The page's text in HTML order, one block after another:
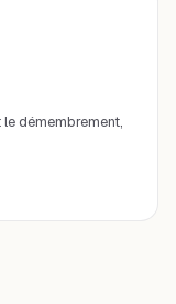
démembrement,